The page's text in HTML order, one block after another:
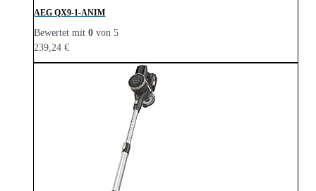
AEG QX9-1-ANIM
Bewertet mit0 von 5
239,24€